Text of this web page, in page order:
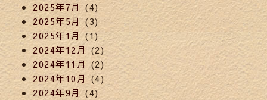
2025年7月(4)
2025年5月(3)
2025年1月(1)
2024年12月 (2)
2024年11月 (2)
2024年10月(4)
2024年9月(4)